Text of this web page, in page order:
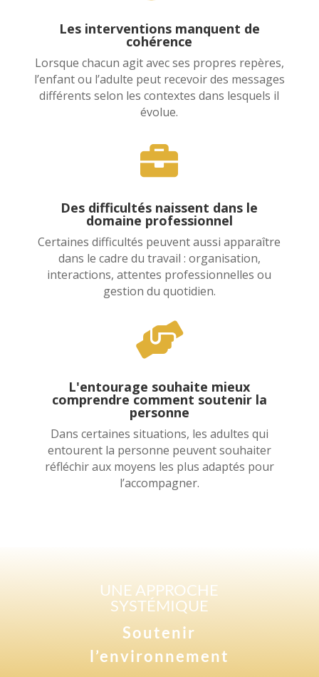
Les interventions manquent de
cohérence
Lorsque chacun agit avec ses propres repères,
l’enfant ou l’adulte peut recevoir des messages
différents selon les contextes dans lesquels il
évolue.

Des difficultés naissent dans le
domaine professionnel
Certaines difficultés peuvent aussi apparaître
dans le cadre du travail : organisation,
interactions, attentes professionnelles ou
gestion du quotidien.

L'entourage souhaite mieux
comprendre comment soutenir la
personne
Dans certaines situations, les adultes qui
entourent la personne peuvent souhaiter
réfléchir aux moyens les plus adaptés pour
l’accompagner.
UNE APPROCHE
SYSTÉMIQUE
Soutenir
l’environnement